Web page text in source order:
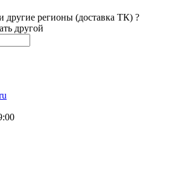
регионы (доставка ТК) ?
другой